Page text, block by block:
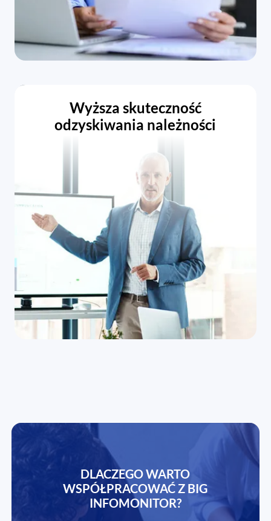
Wyższa skuteczność
odzyskiwania należności
DLACZEGO WARTO
WSPÓŁPRACOWAĆ Z BIG
INFOMONITOR?